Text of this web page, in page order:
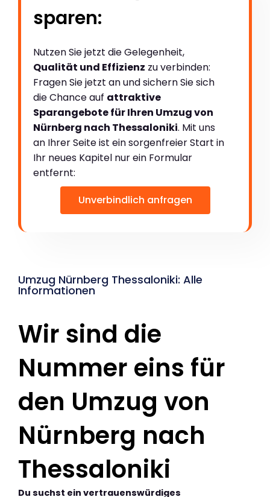
sparen:
Nutzen Sie jetzt die Gelegenheit,
Qualität und Effizienz zu verbinden:
Fragen Sie jetzt an und sichern Sie sich
die Chance auf attraktive
Sparangebote für Ihren Umzug von
Nürnberg nach Thessaloniki. Mit uns
an Ihrer Seite ist ein sorgenfreier Start in
Ihr neues Kapitel nur ein Formular
entfernt:
Unverbindlich anfragen
Umzug Nürnberg Thessaloniki: Alle
Informationen
Wir sind die
Nummer eins für
den Umzug von
Nürnberg nach
Thessaloniki
Du suchst ein vertrauenswürdiges